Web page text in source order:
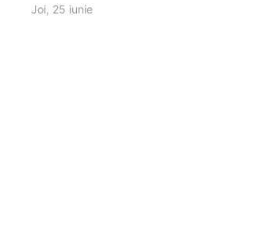
Joi, 25 iunie